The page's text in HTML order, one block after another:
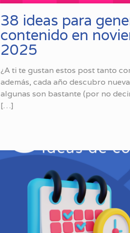
38 ideas para
contenido en
2025
¿A ti te gustan estos post tanto
además, cada año descubro
algunas son bastante (por no
[…]